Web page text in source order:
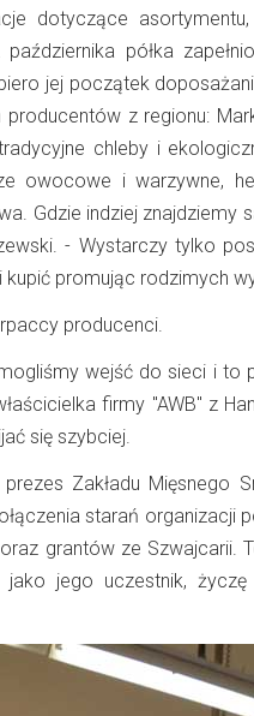
dotyczące
półka
jej początek
z regionu:
chleby i
owocowe i warzywne,
Gdzie indziej znajdziemy
- Wystarczy tylko
promując rodzimych
producenci.
wejść do sieci i to
firmy "AWB" z
się szybciej.
Zakładu Mięsnego
starań organizacji
grantów ze Szwajcarii.
jego uczestnik, życzę